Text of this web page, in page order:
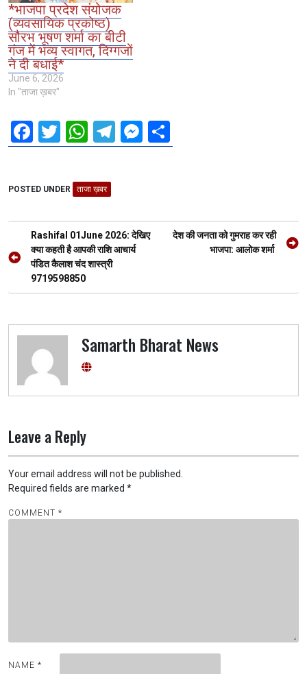
*भाजपा प्रदेश संयोजक
(व्यवसायिक प्रकोष्ठ)
सौरभ भूषण शर्मा का बीटी
गंज में भव्य स्वागत, दिग्गजों
ने दी बधाई*
June 6, 2026
In "ताजा ख़बर"
F
a
b
o
o
k
T
wi
tt
er
W
h
at
s
A
p
p
T
el
a
m
M
es
g
er
h
POSTED UNDER ताजा ख़बर
Post
navigation
Rashifal 01June 2026: देखिए
क्या कहती है आपकी राशि आचार्य
पंडित कैलाश चंद शास्त्री
9719598850
देश की जनता को गुमराह कर रही
भाजपा: आलोक शर्मा
Samarth Bharat News
Leave a Reply
Your email address will not be published.
Required fields are marked *
COMMENT *
NAME *